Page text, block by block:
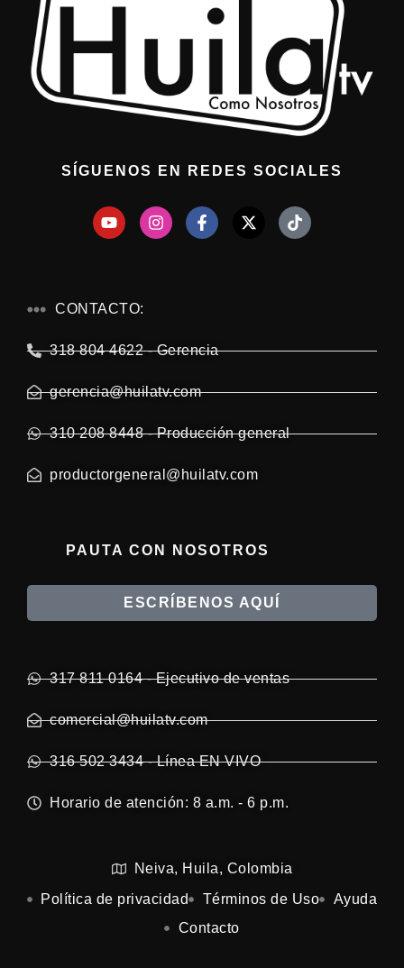
SÍGUENOS EN REDES SOCIALES
CONTACTO:
318 804 4622 - Gerencia
gerencia@huilatv.com
310 208 8448 - Producción general
productorgeneral@huilatv.com
PAUTA CON NOSOTROS
ESCRÍBENOS AQUÍ
317 811 0164 - Ejecutivo de ventas
comercial@huilatv.com
316 502 3434 - Línea EN VIVO
Horario de atención: 8 a.m. - 6 p.m.
Neiva, Huila, Colombia
Política de privacidad
Términos de Uso
Ayuda
Contacto